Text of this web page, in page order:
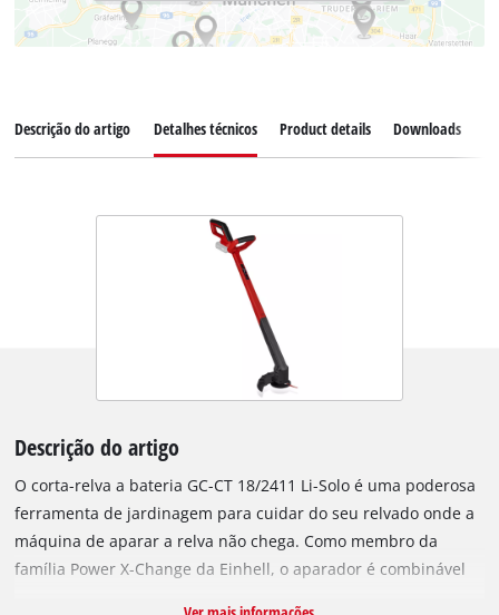
Descrição do artigo Detalhes técnicos Product details Downloads
Descrição do artigo
O corta-relva a bateria GC-CT 18/2411 Li-Solo é uma poderosa
ferramenta de jardinagem para cuidar do seu relvado onde a
máquina de aparar a relva não chega. Como membro da
família Power X-Change da Einhell, o aparador é combinável